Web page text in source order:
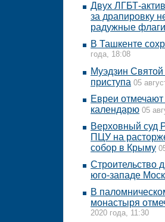
Двух ЛГБТ-
за драпировку
радужные флаги
В Ташкенте
года, 18:08
Муэдзин
приступа 05
Евреи
календарю 05
Верховный суд
ПЦУ на
собор в Крыму
Строительство
юго-западе
В
монастыря
2020 года, 11:30